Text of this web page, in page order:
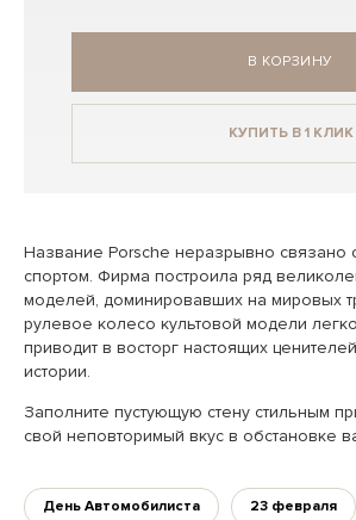
В КОРЗИНУ
КУПИТЬ В 1 КЛИК
Название Porsche неразрывно связано
спортом. Фирма построила ряд
моделей, доминировавших на мировых
рулевое колесо культовой модели
приводит в восторг настоящих
истории.
Заполните пустующую стену стильным
свой неповторимый вкус в обстановке
День Автомобилиста 23 февраля